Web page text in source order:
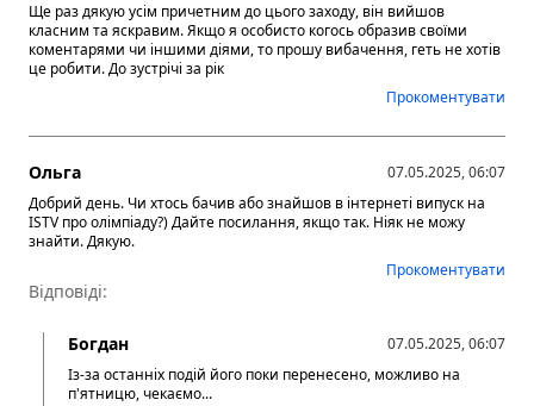
Ще раз дякую усім причетним до цього заходу, він вийшов
класним та яскравим. Якщо я особисто когось образив своїми
коментарями чи іншими діями, то прошу вибачення, геть не хотів
це робити. До зустрічі за рік
Прокоментувати
Ольга
07.05.2025, 06:07
Добрий день. Чи хтось бачив або знайшов в інтернеті випуск на
ISTV про олімпіаду?) Дайте посилання, якщо так. Ніяк не можу
знайти. Дякую.
Прокоментувати
Відповіді:
Богдан
07.05.2025, 06:07
Із-за останніх подій його поки перенесено, можливо на
п'ятницю, чекаємо...